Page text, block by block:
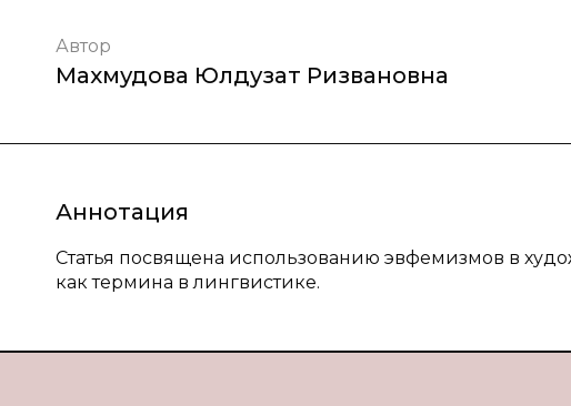
Автор
Махмудова Юлдузат Ризвановна
Аннотация
Статья посвящена использованию эвфемизмов в
как термина в лингвистике.